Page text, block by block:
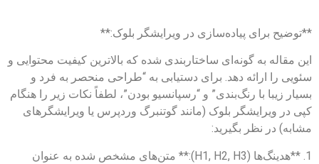
**توضیح برای پیاده‌سازی در ویرایشگر بلوک:**
این مقاله به گونه‌ای ساختاربندی شده که بالاترین کیفیت محتوایی و
سئویی را ارائه دهد. برای دستیابی به “طراحی منحصر به فرد و
بسیار زیبا با رنگ‌بندی” و “رسپانسیو بودن”، لطفاً نکات زیر را هنگام
کپی در ویرایشگر بلوک (مانند گوتنبرگ وردپرس یا ویرایشگرهای
مشابه) در نظر بگیرید:
1. **هدینگ‌ها (H1, H2, H3):** متن‌های مشخص شده به عنوان